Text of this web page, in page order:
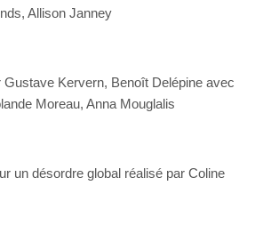
Allison Janney
Gustave Kervern, Benoît Delépine avec
Moreau, Anna Mouglalis
un désordre global réalisé par Coline